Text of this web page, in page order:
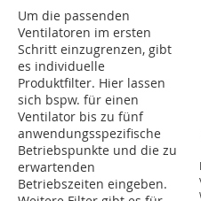
Um die passenden
Ventilatoren im ersten
Schritt einzugrenzen, gibt
es individuelle
Produktfilter. Hier lassen
sich bspw. für einen
Ventilator bis zu fünf
anwendungsspezifische
Betriebspunkte und die zu
erwartenden
Betriebszeiten eingeben.